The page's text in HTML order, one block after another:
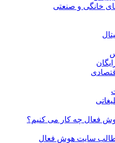
خانگی و صنعتی
فعال چه کار می کنیم؟
مطالب سایت هوش فعال